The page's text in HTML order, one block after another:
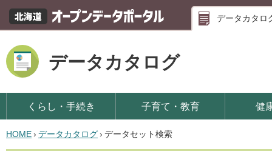
データカタロ
データカタログ
くらし・手続き 子育て・教育 健
HOME› データカタログ› データセット検索